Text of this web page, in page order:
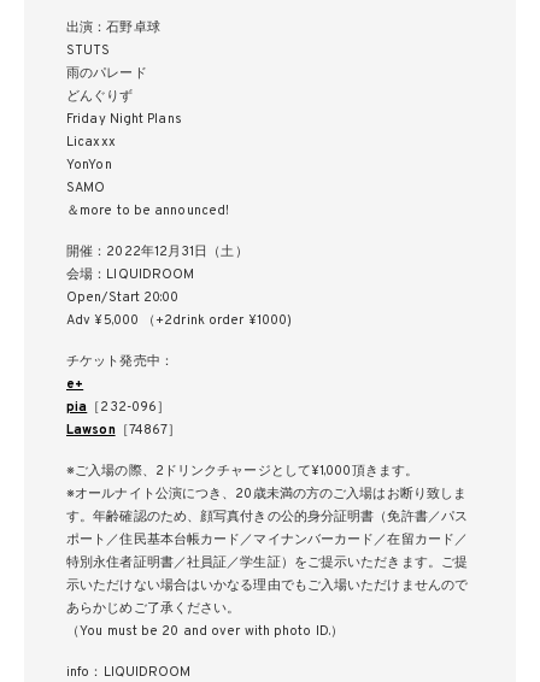
出演：石野卓球
STUTS
雨のパレード
どんぐりず
Friday Night Plans
Licaxxx
YonYon
SAMO
＆more to be announced!
開催：2022年12月31日（土）
会場：LIQUIDROOM
Open/Start 20:00
Adv ¥5,000 （+2drink order ¥1000)
チケット発売中：
e+
pia ［232-096］
Lawson ［74867］
※ご入場の際、2ドリンクチャージとして¥1,000頂きます。
※オールナイト公演につき、20歳未満の方のご入場はお断り致しま
す。年齢確認のため、顔写真付きの公的身分証明書（免許書／パス
ポート／住民基本台帳カード／マイナンバーカード／在留カード／
特別永住者証明書／社員証／学生証）をご提示いただきます。ご提
示いただけない場合はいかなる理由でもご入場いただけませんので
あらかじめご了承ください。
（You must be 20 and over with photo ID.）
info：LIQUIDROOM